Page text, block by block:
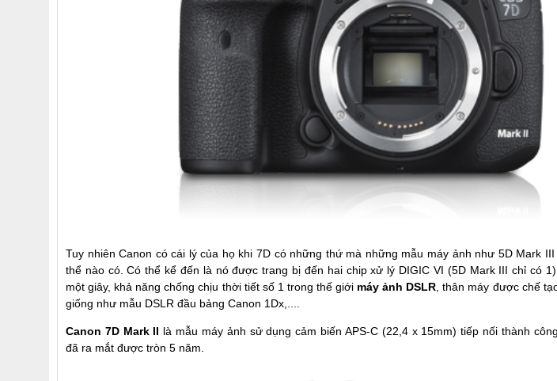
Tuy nhiên Canon có cái lý của họ khi 7D có những thứ mà những mẫu máy ảnh như 5D Mark
thể nào có. Có thể kể đến là nó được trang bị đến hai chip xử lý DIGIC VI (5D Mark III chỉ có
một giây, khả năng chống chịu thời tiết số 1 trong thế giới máy ảnh DSLR , thân máy được chế
giống như mẫu DSLR đầu bảng Canon 1Dx,....
Canon 7D Mark II là mẫu máy ảnh sử dụng cảm biến APS-C (22,4 x 15mm) tiếp nối thành
đã ra mắt được tròn 5 năm.